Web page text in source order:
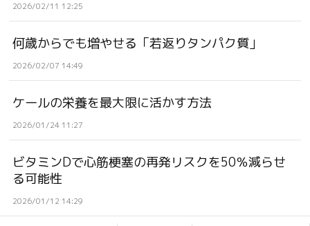
2026/02/11 12:25
何歳からでも増やせる「若返りタンパク質」
2026/02/07 14:49
ケールの栄養を最大限に活かす方法
2026/01/24 11:27
ビタミンDで心筋梗塞の再発リスクを50％減らせ
る可能性
2026/01/12 14:29